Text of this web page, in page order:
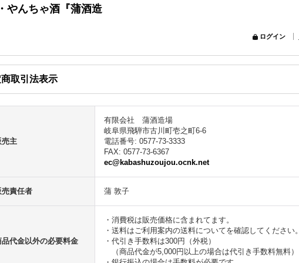
ログイン
取引法表示
売主
有限会社 蒲酒造場
岐阜県飛騨市古川町壱之町6-6
電話番号: 0577-73-3333
FAX: 0577-73-6367
ec@kabashuzoujou.ocnk.net
売責任者 蒲 敦子
品代金以外の必要料金
・消費税は販売価格に含まれてます。
・送料はご利用案内の送料についてを確認してください。
・代引き手数料は300円（外税）
（商品代金が5,000円以上の場合は代引き手数料無料）